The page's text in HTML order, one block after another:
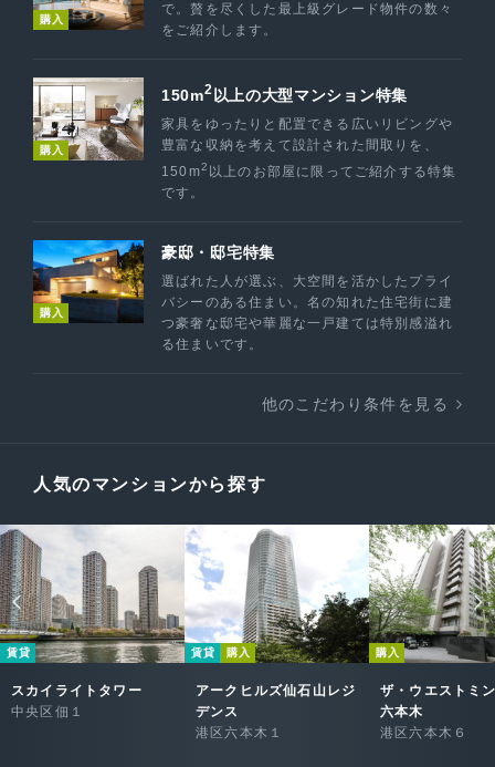
購入
で。贅を尽くした最上級グレード物件の数々
をご紹介します。
購入
150m2 以上の大型マンション特集
家具をゆったりと配置できる広いリビングや
豊富な収納を考えて設計された間取りを、
150m2 以上のお部屋に限ってご紹介する特集
です。
購入
豪邸・邸宅特集
選ばれた人が選ぶ、大空間を活かしたプライ
バシーのある住まい。名の知れた住宅街に建
つ豪奢な邸宅や華麗な一戸建ては特別感溢れ
る住まいです。
他のこだわり条件を見る
人気のマンションから探す
賃貸
スカイライトタワー
中央区佃１
賃貸 購入
アークヒルズ仙石山レジ
デンス
港区六本木１
購入
ザ・ウエストミ
六本木
港区六本木６